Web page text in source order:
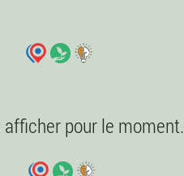
pour le moment.